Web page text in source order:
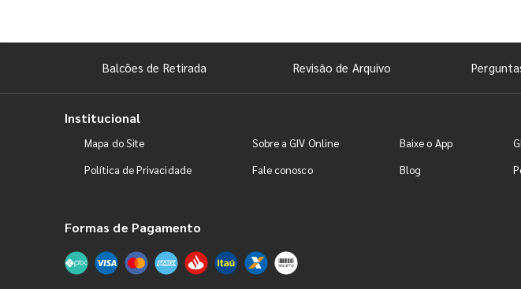
Balcões de Retirada Revisão de Arquivo
Institucional
Mapa do Site Sobre a GIV Online Baixe o App
Política de Privacidade
Fale conosco Blog
Formas de Pagamento